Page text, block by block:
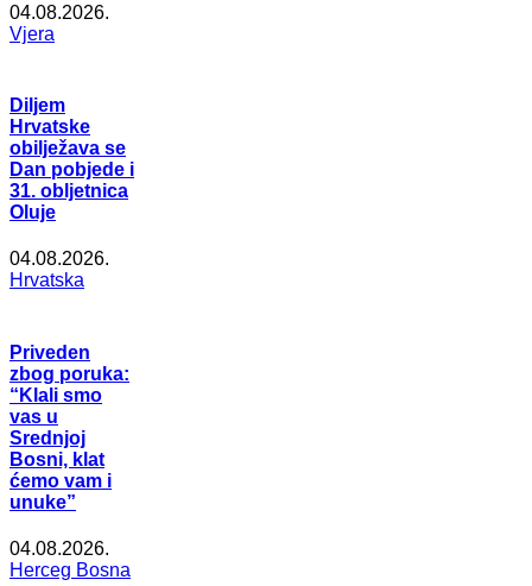
04.08.2026.
Vjera
Diljem
Hrvatske
obilježava se
Dan pobjede i
31. obljetnica
Oluje
04.08.2026.
Hrvatska
Priveden
zbog poruka:
“Klali smo
vas u
Srednjoj
Bosni, klat
ćemo vam i
unuke”
04.08.2026.
Herceg Bosna